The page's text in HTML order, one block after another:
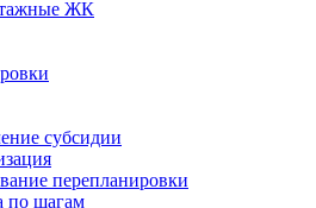
ЖК
субсидии
перепланировки
по шагам